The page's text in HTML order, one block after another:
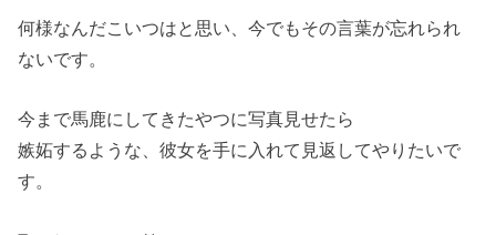
何様なんだこいつはと思い、今でもその言葉が忘れられ
ないです。
今まで馬鹿にしてきたやつに写真見せたら
嫉妬するような、彼女を手に入れて見返してやりたいで
す。